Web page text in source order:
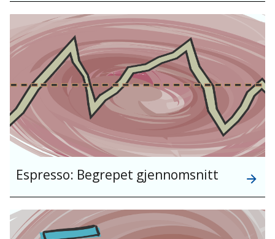
Espresso: Begrepet gjennomsnitt